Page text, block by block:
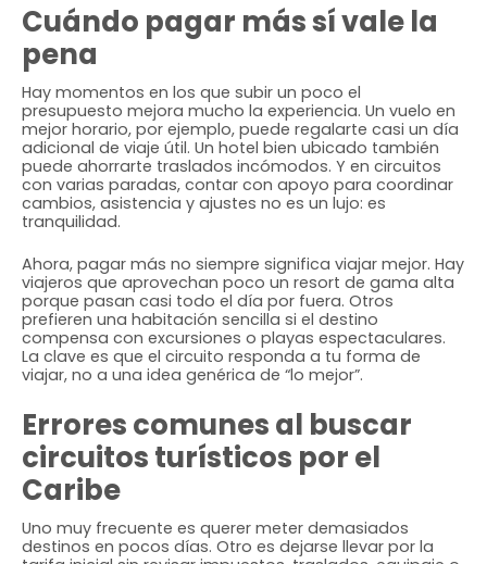
Cuándo pagar más sí vale la
pena
Hay momentos en los que subir un poco el
presupuesto mejora mucho la experiencia. Un vuelo en
mejor horario, por ejemplo, puede regalarte casi un día
adicional de viaje útil. Un hotel bien ubicado también
puede ahorrarte traslados incómodos. Y en circuitos
con varias paradas, contar con apoyo para coordinar
cambios, asistencia y ajustes no es un lujo: es
tranquilidad.
Ahora, pagar más no siempre significa viajar mejor. Hay
viajeros que aprovechan poco un resort de gama alta
porque pasan casi todo el día por fuera. Otros
prefieren una habitación sencilla si el destino
compensa con excursiones o playas espectaculares.
La clave es que el circuito responda a tu forma de
viajar, no a una idea genérica de “lo mejor”.
Errores comunes al buscar
circuitos turísticos por el
Caribe
Uno muy frecuente es querer meter demasiados
destinos en pocos días. Otro es dejarse llevar por la